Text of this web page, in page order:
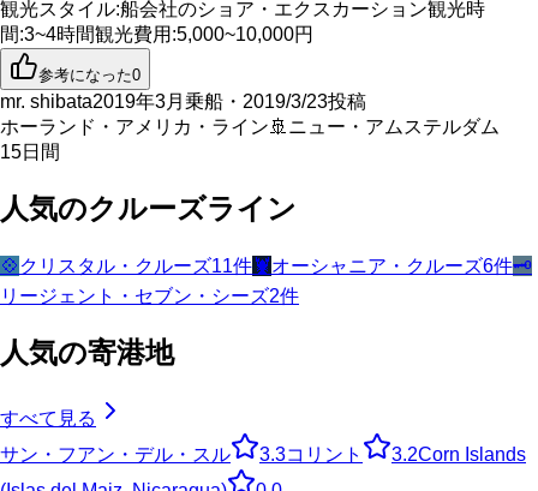
観光スタイル:船会社のショア・エクスカーション観光時
間:3~4時間観光費用 :5,000~10,000円
参考になった0
mr. shibata2019年3月乗船・2019/3/23投稿
ホーランド・アメリカ・ライン🚢ニュー・アムステルダム
15日間
人気のクルーズライン
💠 クリスタル・クルーズ11件🦞オーシャニア・クルーズ6件🗝️
リージェント・セブン・シーズ2件
人気の寄港地
すべて見る
サン・フアン・デル・スル
3.3コリント 3.2Corn Islands